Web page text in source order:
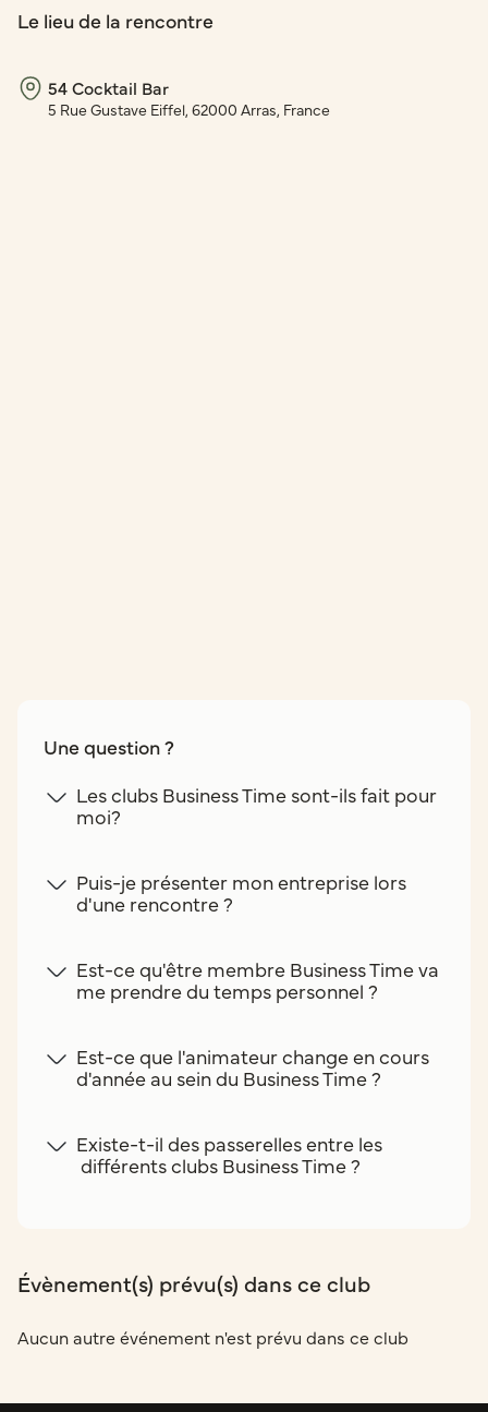
Le lieu de la rencontre
54 Cocktail Bar
5 Rue Gustave Eiffel, 62000 Arras, France
Une question ?
Les clubs Business Time sont-ils fait pour
moi?
Puis-je présenter mon entreprise lors
d'une rencontre ?
Est-ce qu'être membre Business Time va
me prendre du temps personnel ?
Est-ce que l'animateur change en cours
d'année au sein du Business Time ?
Existe-t-il des passerelles entre les
différents clubs Business Time ?
Évènement(s) prévu(s) dans ce club
Aucun autre événement n'est prévu dans ce club